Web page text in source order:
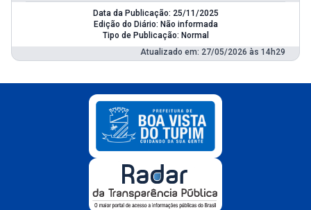
Data da Publicação: 25/11/2025
Edição do Diário: Não informada
Tipo de Publicação: Normal
Atualizado em: 27/05/2026 às 14h29